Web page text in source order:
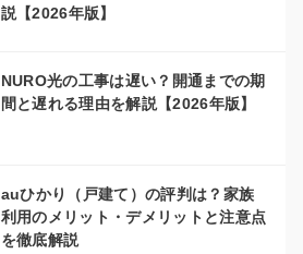
説【2026年版】
NURO光の工事は遅い？開通までの期
間と遅れる理由を解説【2026年版】
auひかり（戸建て）の評判は？家族
利用のメリット・デメリットと注意点
を徹底解説